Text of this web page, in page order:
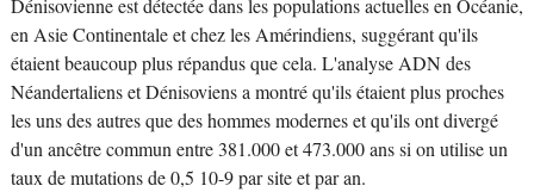
Dénisovienne est détectée dans les populations actuelles en Océanie,
en Asie Continentale et chez les Amérindiens, suggérant qu'ils
étaient beaucoup plus répandus que cela. L'analyse ADN des
Néandertaliens et Dénisoviens a montré qu'ils étaient plus proches
les uns des autres que des hommes modernes et qu'ils ont divergé
d'un ancêtre commun entre 381.000 et 473.000 ans si on utilise un
taux de mutations de 0,5 10-9 par site et par an.